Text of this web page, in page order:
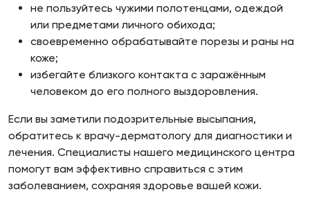
не пользуйтесь чужими полотенцами, одеждой
или предметами личного обихода;
своевременно обрабатывайте порезы и раны на
коже;
избегайте близкого контакта с заражённым
человеком до его полного выздоровления.
Если вы заметили подозрительные высыпания,
обратитесь к врачу-дерматологу для диагностики и
лечения. Специалисты нашего медицинского центра
помогут вам эффективно справиться с этим
заболеванием, сохраняя здоровье вашей кожи.